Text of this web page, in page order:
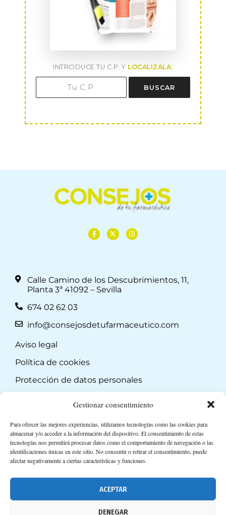
Gestionar consentimiento
Para ofrecer las mejores experiencias, utilizamos tecnologías como las cookies para
almacenar y/o acceder a la información del dispositivo. El consentimiento de estas
tecnologías nos permitirá procesar datos como el comportamiento de navegación o las
identificaciones únicas en este sitio. No consentir o retirar el consentimiento, puede
afectar negativamente a ciertas características y funciones.
ACEPTAR
DENEGAR
INTRODUCE TU C.P. Y LOCALÍZALA:
BUSCAR
Calle Camino de los Descubrimientos, 11,
Planta 3ª 41092 – Sevilla
674 02 62 03
info@consejosdetufarmaceutico.com
Aviso legal
Política de cookies
Protección de datos personales